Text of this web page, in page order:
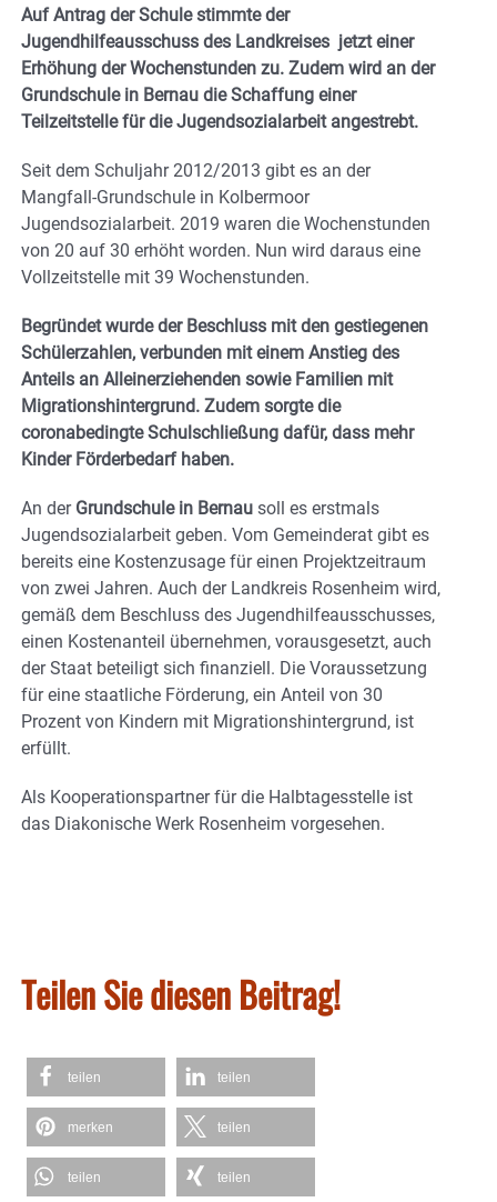
Auf Antrag der Schule stimmte der
Jugendhilfeausschuss des Landkreises jetzt einer
Erhöhung der Wochenstunden zu. Zudem wird an der
Grundschule in Bernau die Schaffung einer
Teilzeitstelle für die Jugendsozialarbeit angestrebt.
Seit dem Schuljahr 2012/2013 gibt es an der
Mangfall-Grundschule in Kolbermoor
Jugendsozialarbeit. 2019 waren die Wochenstunden
von 20 auf 30 erhöht worden. Nun wird daraus eine
Vollzeitstelle mit 39 Wochenstunden.
Begründet wurde der Beschluss mit den gestiegenen
Schülerzahlen, verbunden mit einem Anstieg des
Anteils an Alleinerziehenden sowie Familien mit
Migrationshintergrund. Zudem sorgte die
coronabedingte Schulschließung dafür, dass mehr
Kinder Förderbedarf haben.
An der Grundschule in Bernau soll es erstmals
Jugendsozialarbeit geben. Vom Gemeinderat gibt es
bereits eine Kostenzusage für einen Projektzeitraum
von zwei Jahren. Auch der Landkreis Rosenheim wird,
gemäß dem Beschluss des Jugendhilfeausschusses,
einen Kostenanteil übernehmen, vorausgesetzt, auch
der Staat beteiligt sich finanziell. Die Voraussetzung
für eine staatliche Förderung, ein Anteil von 30
Prozent von Kindern mit Migrationshintergrund, ist
erfüllt.
Als Kooperationspartner für die Halbtagesstelle ist
das Diakonische Werk Rosenheim vorgesehen.
Teilen Sie diesen Beitrag!
teilen teilen
merken teilen
teilen teilen